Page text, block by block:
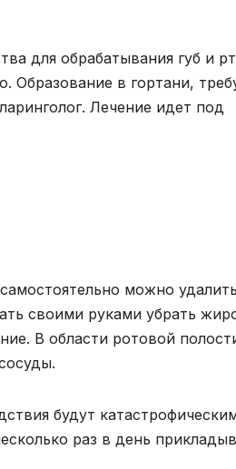
для обрабатывания губ и
Образование в гортани,
Лечение идет под
можно
своими руками убрать
В области ротовой
будут
раз в день